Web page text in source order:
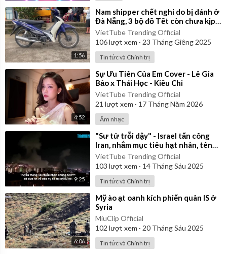
1:56
⁣Nam shipper chết nghi do bị đánh ở
Đà Nẵng, 3 bộ đồ Tết còn chưa kịp
mặc
VietTube Trending Official
106lượt xem · 23 Tháng Giêng 2025
Tin tức và Chính trị
4:52
⁣Sự Ưu Tiên Của Em Cover - Lê Gia
Bảo x Thái Học - Kiều Chi
VietTube Trending Official
21 lượt xem · 17 Tháng Năm 2026
Âm nhạc
9:25
⁣"Sư tử trỗi dậy" - Israel tấn công
Iran, nhắm mục tiêu hạt nhân, tên
lửa, chỉ huy
VietTube Trending Official
103 lượt xem · 14 Tháng Sáu 2025
Tin tức và Chính trị
6:06
⁣Mỹ ào ạt oanh kích phiến quân IS ở
Syria
MiuClip Official
102 lượt xem · 20 Tháng Sáu 2025
Tin tức và Chính trị